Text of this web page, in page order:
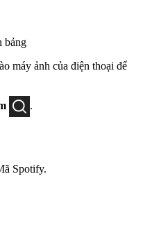
bảng
máy ảnh của điện thoại để
.
Spotify.